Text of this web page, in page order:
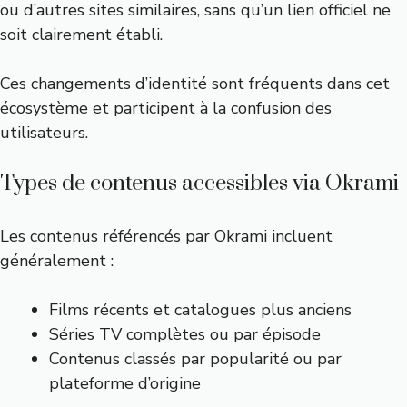
ou d’autres sites similaires, sans qu’un lien officiel ne
soit clairement établi.
Ces changements d’identité sont fréquents dans cet
écosystème et participent à la confusion des
utilisateurs.
Types de contenus accessibles via Okrami
Les contenus référencés par Okrami incluent
généralement :
Films récents et catalogues plus anciens
Séries TV complètes ou par épisode
Contenus classés par popularité ou par
plateforme d’origine